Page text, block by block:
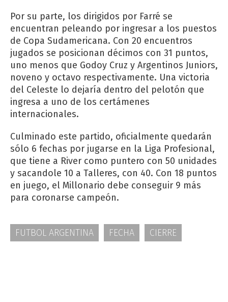
Por su parte, los dirigidos por Farré se
encuentran peleando por ingresar a los puestos
de Copa Sudamericana. Con 20 encuentros
jugados se posicionan décimos con 31 puntos,
uno menos que Godoy Cruz y Argentinos Juniors,
noveno y octavo respectivamente. Una victoria
del Celeste lo dejaría dentro del pelotón que
ingresa a uno de los certámenes
internacionales.
Culminado este partido, oficialmente quedarán
sólo 6 fechas por jugarse en la Liga Profesional,
que tiene a River como puntero con 50 unidades
y sacandole 10 a Talleres, con 40. Con 18 puntos
en juego, el Millonario debe conseguir 9 más
para coronarse campeón.
FUTBOL ARGENTINA FECHA CIERRE